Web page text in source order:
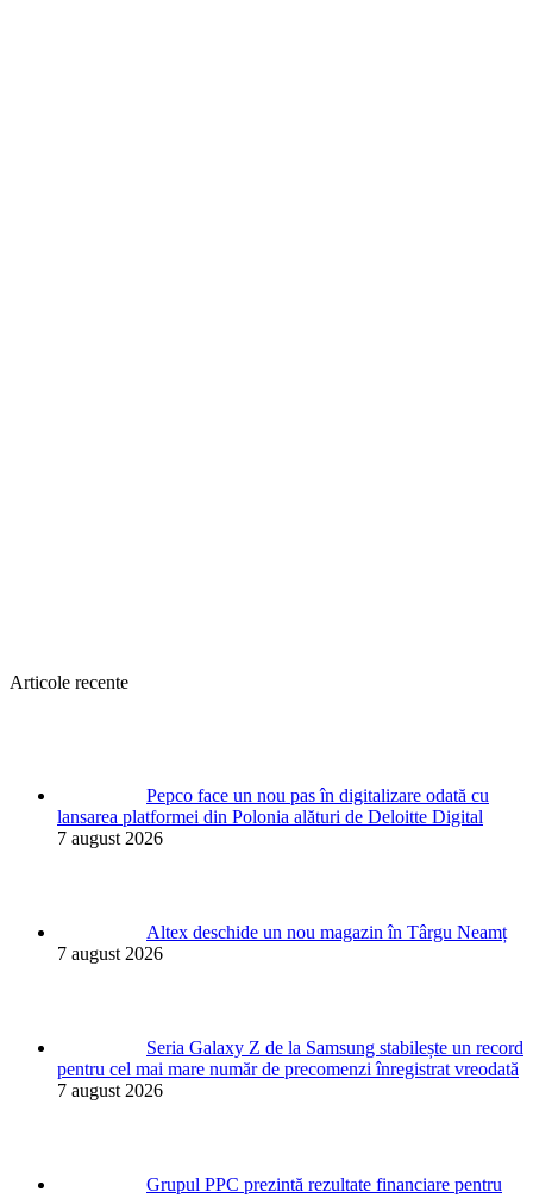
Articole recente
Pepco face un nou pas în digitalizare odată cu
lansarea platformei din Polonia alături de Deloitte Digital
7 august 2026
Altex deschide un nou magazin în Târgu Neamț
7 august 2026
Seria Galaxy Z de la Samsung stabilește un record
pentru cel mai mare număr de precomenzi înregistrat vreodată
7 august 2026
Grupul PPC prezintă rezultate financiare pentru